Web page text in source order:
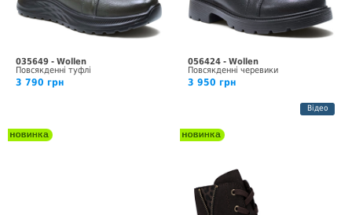
035649 - Wollen
Повсякденні туфлі
3 790 грн
056424 - Wollen
Повсякденні черевики
3 950 грн
Відео